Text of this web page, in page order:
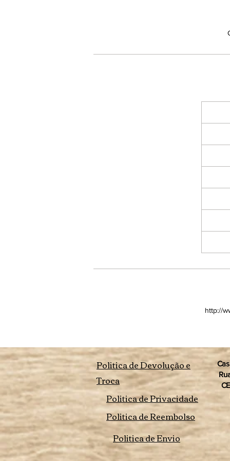
http://
Politica de Devolução e
Troca
Politica de Privacidade
Politica de Reembolso
Politica de Envio